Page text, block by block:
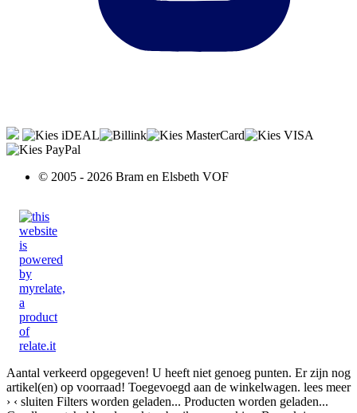
© 2005 - 2026 Bram en Elsbeth VOF
Aantal verkeerd opgegeven! U heeft niet genoeg punten. Er zijn nog
artikel(en) op voorraad! Toegevoegd aan de winkelwagen. lees meer
› ‹ sluiten Filters worden geladen... Producten worden geladen...